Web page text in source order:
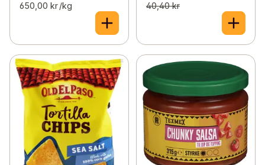
650,00 kr /kg 40,40 kr